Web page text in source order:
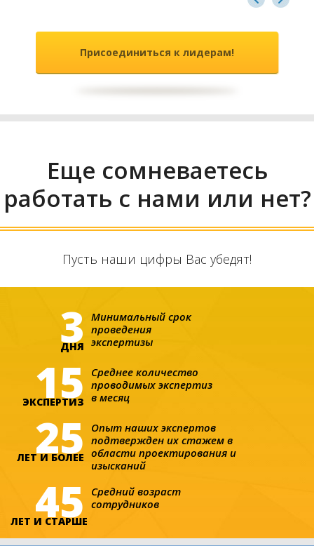
Присоединиться к лидерам!
Еще сомневаетесь
работать с нами или нет?
Пусть наши цифры Вас убедят!
3
ДНЯ
Минимальный срок
проведения
экспертизы
15
ЭКСПЕРТИЗ
Среднее количество
проводимых экспертиз
в месяц
25
ЛЕТ И БОЛЕЕ
Опыт наших экспертов
подтвержден их стажем в
области проектирования и
изысканий
45
ЛЕТ И СТАРШЕ
Средний возраст
сотрудников